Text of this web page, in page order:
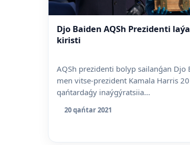
Djo Baiden AQSh Prezidenti
kiristi
AQSh prezidenti bolyp sailanǵan Djo
men vitse-prezident Kamala Harris 20
qańtardaǵy inaýgýratsiia...
20 qańtar 2021